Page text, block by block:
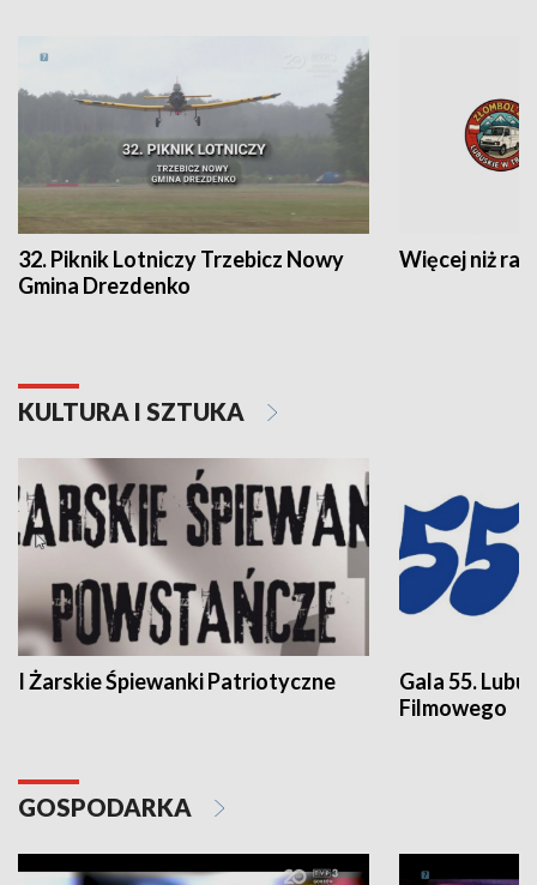
32. Piknik Lotniczy Trzebicz Nowy
Gmina Drezdenko
Więcej niż rajd
KULTURA I SZTUKA
I Żarskie Śpiewanki Patriotyczne
Gala 55.
Filmowego
GOSPODARKA